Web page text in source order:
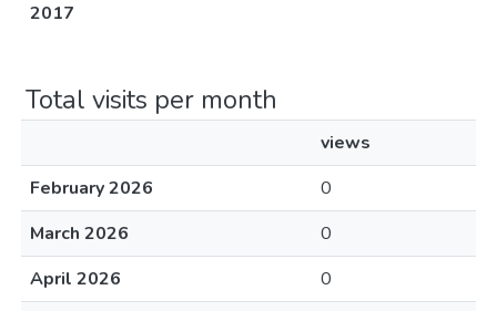
2017
Total visits per month
views
February 2026
0
March 2026
0
April 2026
0